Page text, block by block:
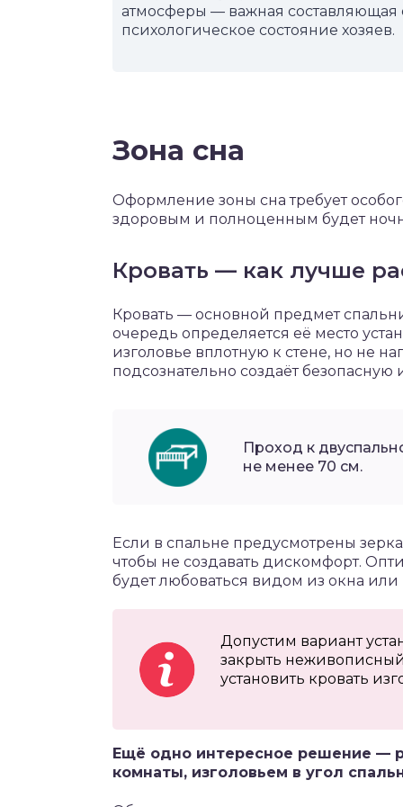
атмосферы — важная составляющая
психологическое состояние хозяев.
Зона сна
Оформление зоны сна требует
здоровым и полноценным будет
Кровать — как лучше
Кровать — основной предмет
очередь определяется её место
изголовье вплотную к стене, но не
подсознательно создаёт безопасную
Проход к
не менее 70 см.
Если в спальне предусмотрены
чтобы не создавать дискомфорт.
будет любоваться видом из окна или
Допустим вариант
закрыть
установить кровать
Ещё одно интересное решение —
комнаты, изголовьем в угол